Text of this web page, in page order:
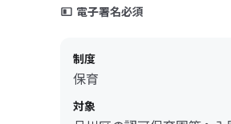
電子署名必須
制度
保育
対象